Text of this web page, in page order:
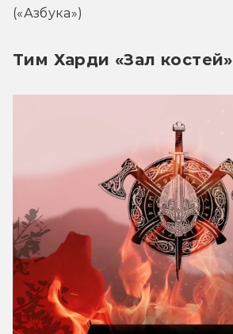
(«Азбука»)
Тим Харди «Зал костей»